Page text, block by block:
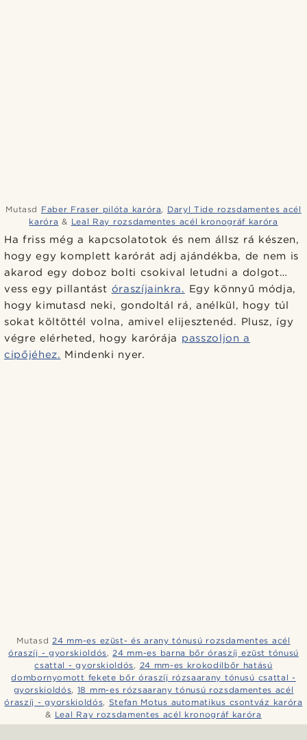
Mutasd Faber Fraser pilóta karóra, Daryl Tide rozsdamentes acél
karóra & Leal Ray rozsdamentes acél kronográf karóra
Ha friss még a kapcsolatotok és nem állsz rá készen,
hogy egy komplett karórát adj ajándékba, de nem is
akarod egy doboz bolti csokival letudni a dolgot…
vess egy pillantást óraszíjainkra. Egy könnyű módja,
hogy kimutasd neki, gondoltál rá, anélkül, hogy túl
sokat költöttél volna, amivel elijesztenéd. Plusz, így
végre elérheted, hogy karórája passzoljon a
cipőjéhez. Mindenki nyer.
Mutasd 24 mm-es ezüst- és arany tónusú rozsdamentes acél
óraszíj - gyorskioldós,24 mm-es barna bőr óraszíj ezüst tónusú
csattal - gyorskioldós, 24 mm-es krokodilbőr hatású
dombornyomott fekete bőr óraszíj rózsaarany tónusú csattal -
gyorskioldós, 18 mm-es rózsaarany tónusú rozsdamentes acél
óraszíj - gyorskioldós, Stefan Motus automatikus csontváz karóra
& Leal Ray rozsdamentes acél kronográf karóra